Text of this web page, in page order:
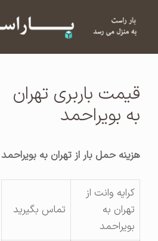
قیمت باربری تهران
به بویراحمد
هزینه حمل بار از تهران به بویراحمد
کرایه وانت از
تهران به
بویراحمد
تماس بگیرید